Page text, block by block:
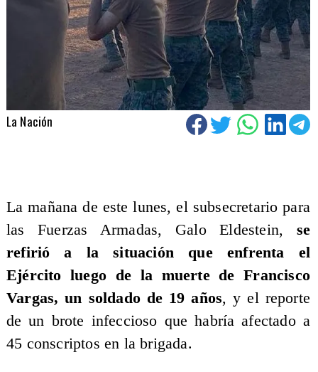
La Nación
La mañana de este lunes, el subsecretario para
las Fuerzas Armadas, Galo Eldestein, se
refirió a la situación que enfrenta el
Ejército luego de la muerte de Francisco
Vargas, un soldado de 19 años, y el reporte
de un brote infeccioso que habría afectado a
45 conscriptos en la brigada.